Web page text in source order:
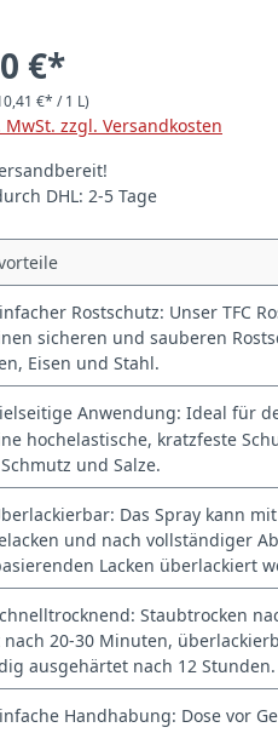
€*
€* / 1 L)
MwSt. zzgl. Versandkosten
DHL: 2-5 Tage
Rostschutz: Unser TFC
sicheren und sauberen
Eisen und Stahl.
Anwendung: Ideal für
hochelastische, kratzfeste
und Salze.
Das Spray kann
und nach vollständiger
Lacken überlackiert
Staubtrocken
20-30 Minuten,
ausgehärtet nach 12 Stunden.
Handhabung: Dose vor